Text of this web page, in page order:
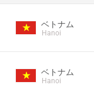
ベトナム
Hanoi
ベトナム
Hanoi